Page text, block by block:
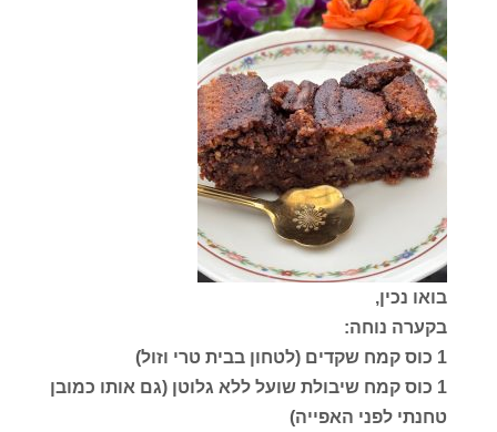
בואו נכין,
בקערה נוחה:
1 כוס קמח שקדים (לטחון בבית טרי וזול)
1 כוס קמח שיבולת שועל ללא גלוטן (גם אותו כמובן
טחנתי לפני האפייה)